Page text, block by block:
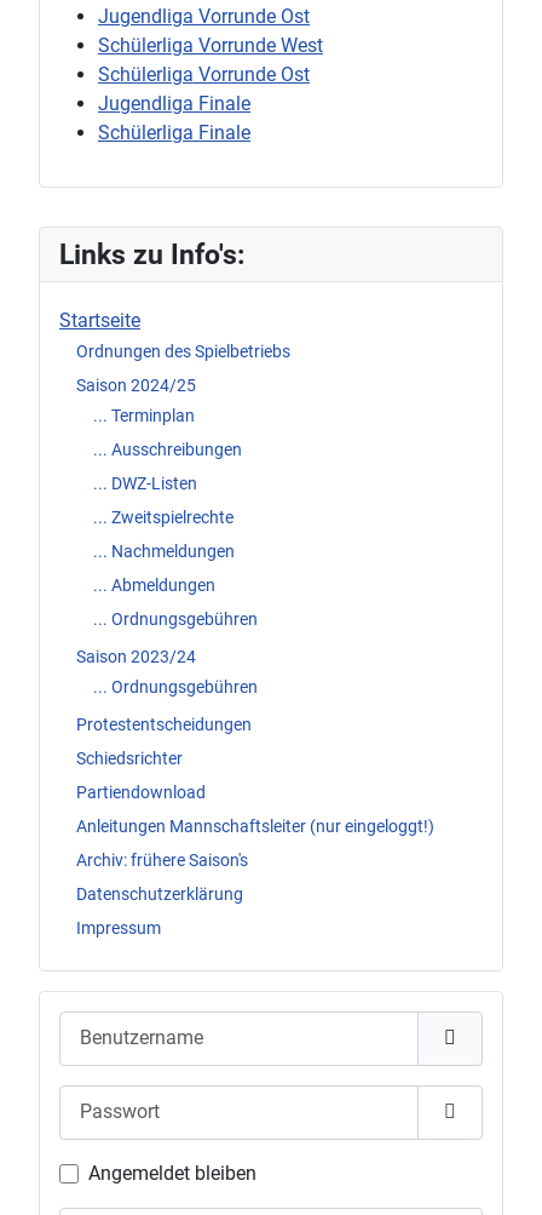
Links zu Info's:
Startseite
Ordnungen des Spielbetriebs
Saison 2024/25
... Terminplan
... Ausschreibungen
... DWZ-Listen
... Zweitspielrechte
... Nachmeldungen
... Abmeldungen
... Ordnungsgebühren
Saison 2023/24
... Ordnungsgebühren
Protestentscheidungen
Schiedsrichter
Partiendownload
Anleitungen Mannschaftsleiter (nur eingeloggt!)
Archiv: frühere Saison's
Datenschutzerklärung
Impressum
Passwort
Passwort
Angemeldet bleiben
Jugendliga Vorrunde Ost
Schülerliga Vorrunde West
Schülerliga Vorrunde Ost
Jugendliga Finale
Schülerliga Finale